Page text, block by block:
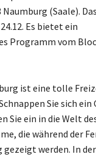
Naumburg (Saale).
Es bietet ein
Programm vom
ist eine tolle
Sie sich ein
Sie ein in die Welt
die während der
werden. In